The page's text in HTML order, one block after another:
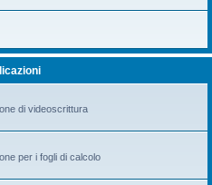
di videoscrittura
per i fogli di calcolo